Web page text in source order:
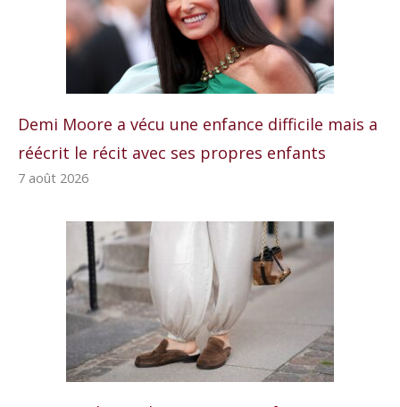
Demi Moore a vécu une enfance difficile mais a
réécrit le récit avec ses propres enfants
7 août 2026